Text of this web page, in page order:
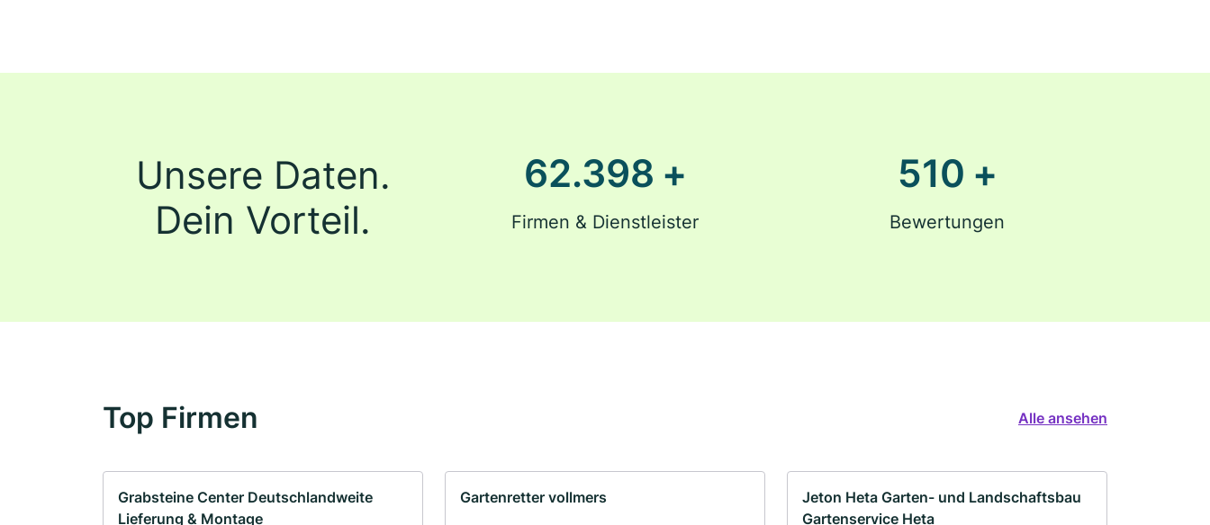
Unsere Daten.
Dein Vorteil.
62.400 +
Firmen & Dienstleister
510 +
Bewertungen
Top Firmen Alle ansehen
Grabsteine Center Deutschlandweite
Lieferung & Montage
Gartenretter vollmers
Jeton Heta Garten- und Landschaftsbau
Gartenservice Heta